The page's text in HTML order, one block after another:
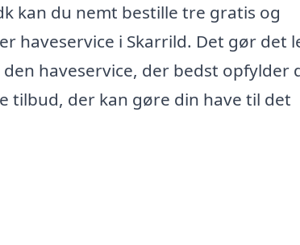
kan du nemt bestille tre gratis og
haveservice i Skarrild. Det gør det
haveservice, der bedst opfylder
tilbud, der kan gøre din have til det